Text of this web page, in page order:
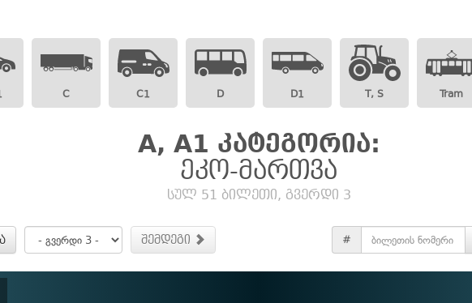
C C1 D D1 T, S Tram
A, A1 კატეგორია:
ეკო-მართვა
სულ 51 ბილეთი, გვერდი 3
შემდეგი #